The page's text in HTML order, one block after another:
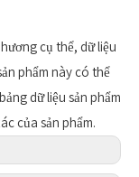
cụ thể, dữ liệu
phẩm này có thể
dữ liệu sản phẩm
của sản phẩm.